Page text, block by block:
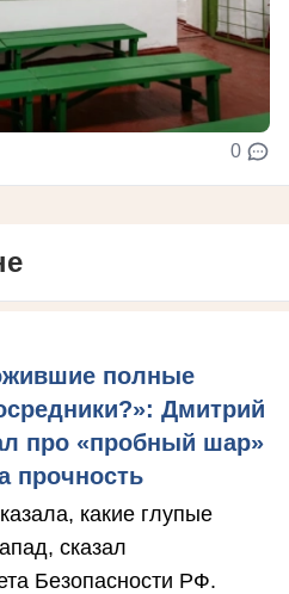
0
полные
Дмитрий
про «пробный шар»
прочность
какие глупые
сказал
Безопасности РФ.